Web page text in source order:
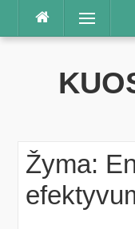
Praleisti
Meniu
Žyma: